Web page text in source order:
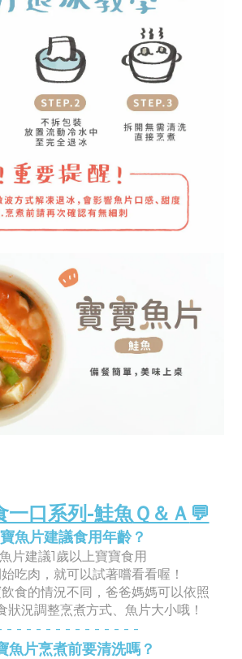
一口系列-鮭魚Ｑ＆Ａ 💬
魚片建議食用年齡？
片建議1歲以上寶寶食用
吃肉，就可以試著嚐看看喔！
食的情況不同，爸爸媽媽可以依照
狀況調整烹煮方式、魚片大小哦！
- - - - - - - - - - - - - -
魚片烹煮前要清洗嗎 ？